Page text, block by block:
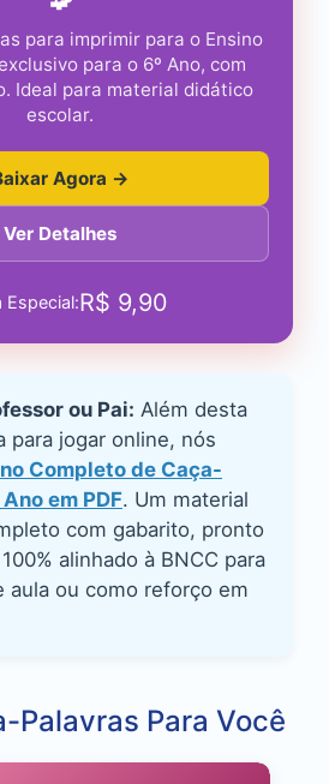
para imprimir para o Ensino
para o 6º Ano, com
Ideal para material didático
escolar.
Agora →
Ver Detalhes
Especial:R$ 9,90
ou Pai: Além desta
para jogar online, nós
Completo de Caça-
em PDF. Um material
com gabarito, pronto
alinhado à BNCC para
aula ou como reforço em
Palavras Para Você